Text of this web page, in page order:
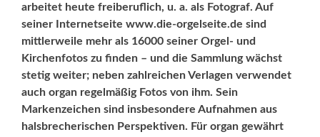
arbeitet heute freiberuflich, u. a. als Fotograf. Auf
seiner Internetseite www.die-orgelseite.de sind
mittlerweile mehr als 16000 seiner Orgel- und
Kirchenfotos zu finden – und die Sammlung wächst
stetig weiter; neben zahlreichen Verlagen verwendet
auch organ regelmäßig Fotos von ihm. Sein
Markenzeichen sind insbesondere Aufnahmen aus
halsbreche­rischen Perspektiven. Für organ gewährt